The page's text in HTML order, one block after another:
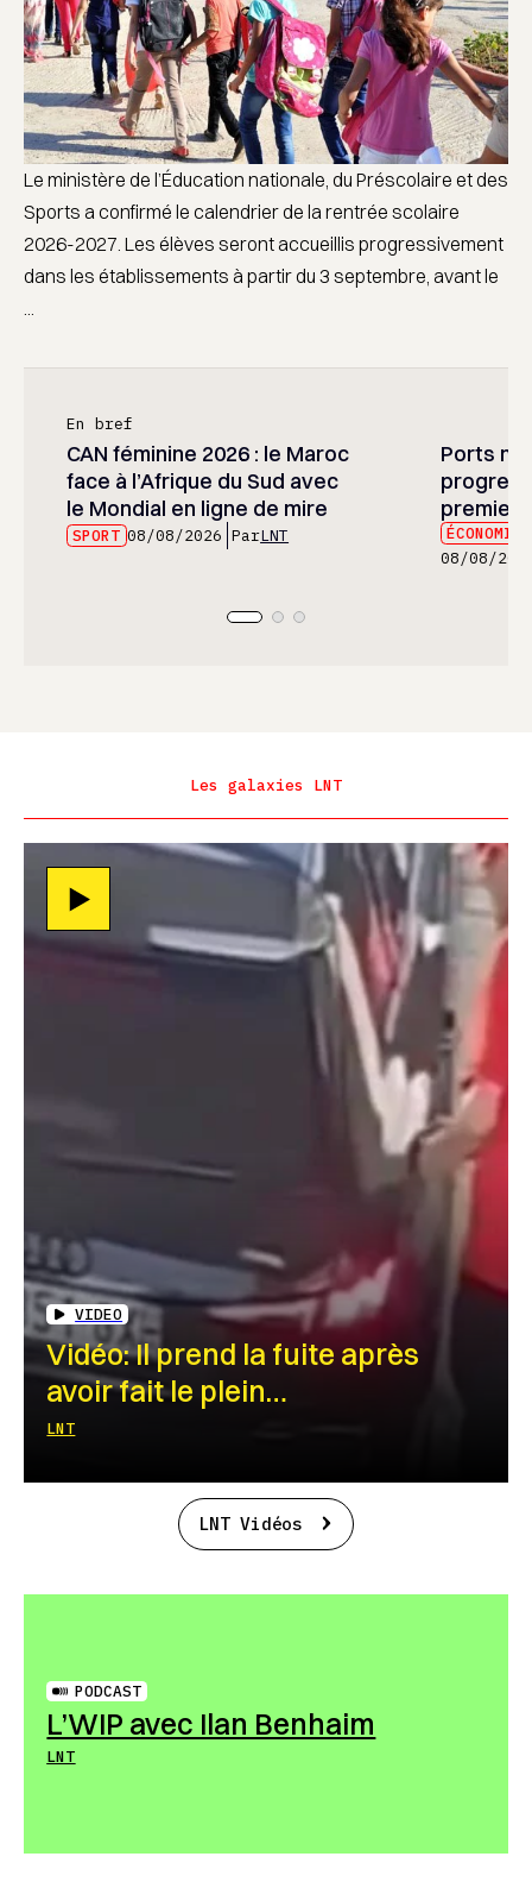
Le ministère de l’Éducation nationale, du Préscolaire et des
Sports a confirmé le calendrier de la rentrée scolaire
2026-2027. Les élèves seront accueillis progressivement
dans les établissements à partir du 3 septembre, avant le
En bref
CAN féminine 2026 : le Maroc
face à l’Afrique du Sud avec
le Mondial en ligne de mire
SPORT 08/08/2026 ParLNT
Ports
premier
08/08/
Les galaxies LNT
VIDEO
Vidéo: Il prend la fuite après
avoir fait le plein…
LNT
LNT Vidéos
PODCAST
L’WIP avec Ilan Benhaim
LNT